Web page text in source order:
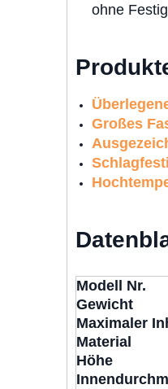
ohne
Großes
Modell Nr.
Gewicht
Maximaler
Material
Höhe